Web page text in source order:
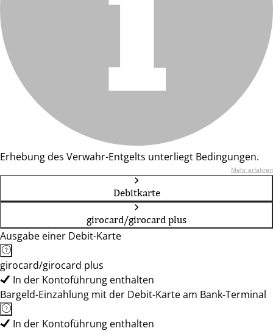
Erhebung des Verwahr-Entgelts unterliegt Bedingungen.
Mehr erfahren
Debitkarte
girocard/girocard plus
Ausgabe einer Debit-Karte
girocard/girocard plus
In der Kontoführung enthalten
Bargeld-Einzahlung mit der Debit-Karte am Bank-Terminal
In der Kontoführung enthalten